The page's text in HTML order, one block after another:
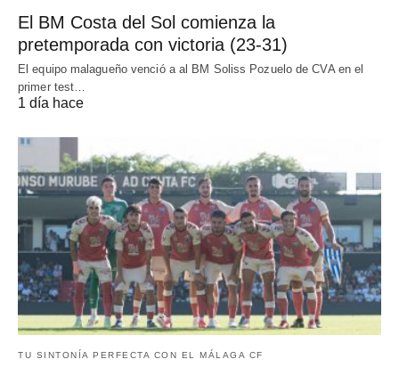
El BM Costa del Sol comienza la
pretemporada con victoria (23-31)
El equipo malagueño venció a al BM Soliss Pozuelo de CVA en el
primer test…
1 día hace
TU SINTONÍA PERFECTA CON EL MÁLAGA CF